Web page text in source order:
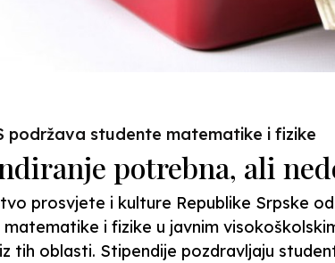
podržava studente matematike i fizike
potrebna, ali
prosvjete i kulture Republike Srpske
i fizike u javnim
tih oblasti. Stipendije pozdravljaju